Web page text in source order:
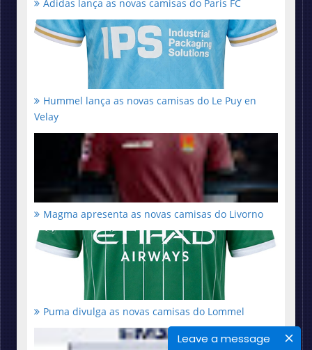
Leave a message
Adidas lança as novas camisas do Paris FC
Hummel lança as novas camisas do Le Puy en
Velay
Magma apresenta as novas camisas do Livorno
Puma divulga as novas camisas do Lommel